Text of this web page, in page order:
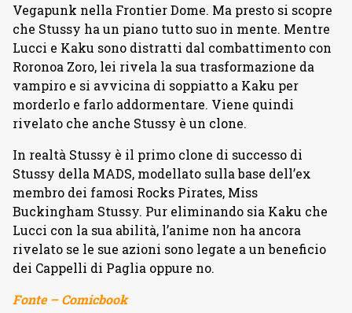
Vegapunk nella Frontier Dome. Ma presto si scopre
che Stussy ha un piano tutto suo in mente. Mentre
Lucci e Kaku sono distratti dal combattimento con
Roronoa Zoro, lei rivela la sua trasformazione da
vampiro e si avvicina di soppiatto a Kaku per
morderlo e farlo addormentare. Viene quindi
rivelato che anche Stussy è un clone.
In realtà Stussy è il primo clone di successo di
Stussy della MADS, modellato sulla base dell’ex
membro dei famosi Rocks Pirates, Miss
Buckingham Stussy. Pur eliminando sia Kaku che
Lucci con la sua abilità, l’anime non ha ancora
rivelato se le sue azioni sono legate a un beneficio
dei Cappelli di Paglia oppure no.
Fonte – Comicbook